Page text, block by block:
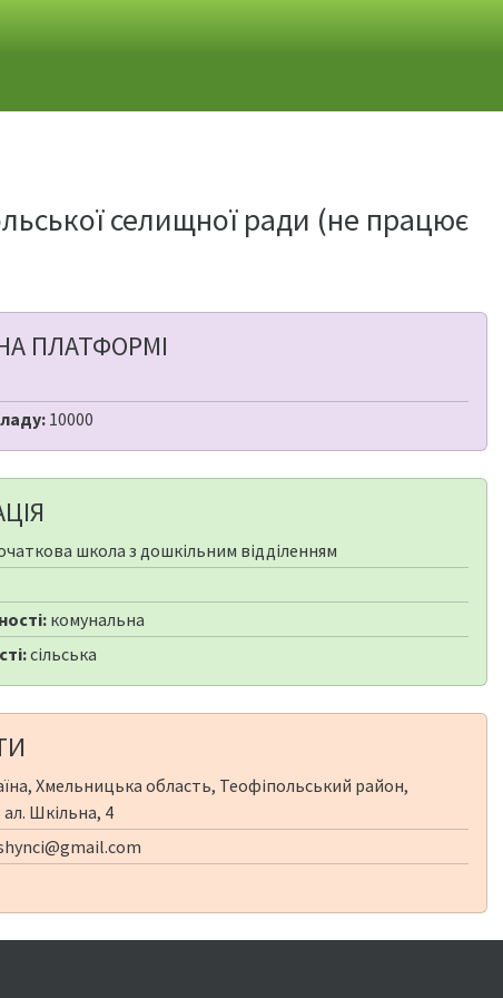
селищної ради (не працює
ПЛАТФОРМІ
10000
школа з дошкільним відділенням
комунальна
сільська
Хмельницька область, Теофіпольський район,
Шкільна, 4